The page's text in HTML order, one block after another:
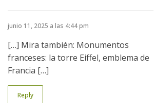
junio 11, 2025 a las 4:44 pm
[…] Mira también: Monumentos
franceses: la torre Eiffel, emblema de
Francia […]
Reply